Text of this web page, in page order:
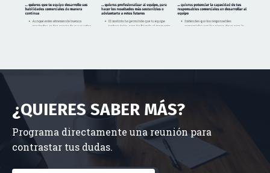
¿QUIERES SABER MÁS?
Programa directamente una reunión para
contrastar tus dudas.
Programa reunión